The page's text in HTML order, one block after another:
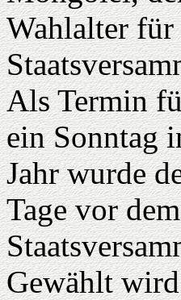
Wahlalter für
Als Termin
ein Sonntag
Jahr wurde
Tage vor
Gewählt